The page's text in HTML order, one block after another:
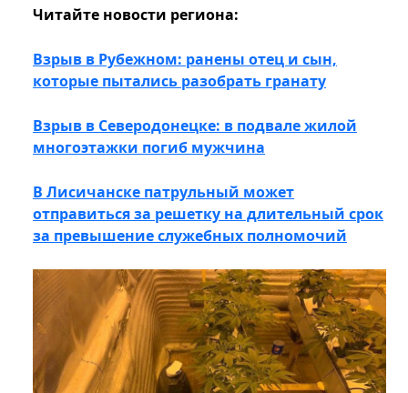
Читайте новости региона:
Взрыв в Рубежном: ранены отец и сын,
которые пытались разобрать гранату
Взрыв в Северодонецке: в подвале жилой
многоэтажки погиб мужчина
В Лисичанске патрульный может
отправиться за решетку на длительный срок
за превышение служебных ​​​​​​​полномочий